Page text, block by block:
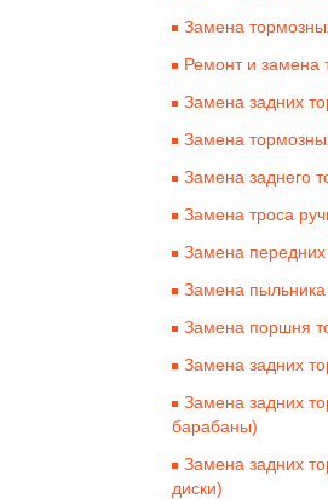
Замена
Ремонт и замена
Замена задних
Замена
Замена заднего
Замена троса
Замена
Замена пыльника
Замена поршня
Замена задних
Замена задних
барабаны)
Замена задних
диски)